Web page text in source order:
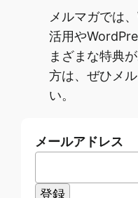
メルマガでは
活用や
まざまな特典
方は、ぜひメ
い。
メールアドレス